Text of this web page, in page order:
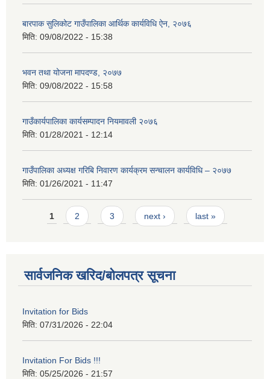
बारपाक सुलिकोट गाउँपालिका आर्थिक कार्यविधि ऐन, २०७६
मिति: 09/08/2022 - 15:38
भवन तथा योजना मापदण्ड, २०७७
मिति: 09/08/2022 - 15:58
गाउँकार्यपालिका कार्यसम्पादन नियमावली २०७६
मिति: 01/28/2021 - 12:14
गाउँपालिका अध्यक्ष गरिबि निवारण कार्यक्रम सन्चालन कार्यविधि – २०७७
मिति: 01/26/2021 - 11:47
Pages
1 2 3 next › last »
सार्वजनिक खरिद/बोलपत्र सूचना
Invitation for Bids
मिति: 07/31/2026 - 22:04
Invitation For Bids !!!
मिति: 05/25/2026 - 21:57